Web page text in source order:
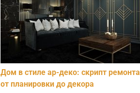
Дом в стиле ар-деко: скрипт ремонта
от планировки до декора